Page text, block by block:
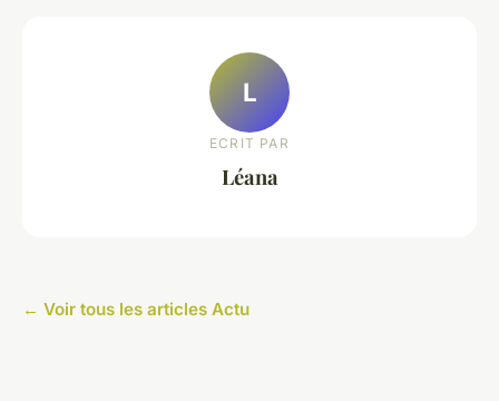
L
ECRIT PAR
Léana
← Voir tous les articles Actu